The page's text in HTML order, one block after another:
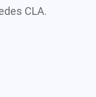
CLA.